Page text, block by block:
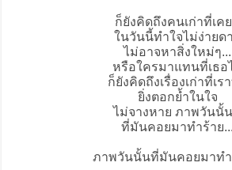
ก็ยังคิดถึงคนเก่าที่เค
ในวันนี้ทำใจไม่ง่ายด
ไม่อาจหาสิ่งใหม่ๆ...
หรือใครมาแทนที่เธอ
ก็ยังคิดถึงเรื่องเก่าที่เร
ยิ่งตอกย้ำในใจ
ไม่จางหาย ภาพวันนั้
ที่มันคอยมาทำร้าย...
ภาพวันนั้นที่มันคอยมาทำ